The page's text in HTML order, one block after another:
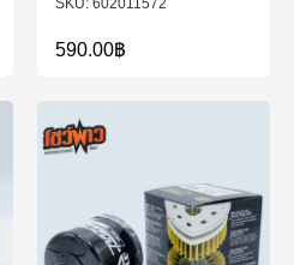
602011572
590.00฿